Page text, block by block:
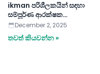
ikman පරිශීලකයින් සඳහා
සම්පූර්ණ ආරක්ෂක
මාර්ගෝපදේශය
December 2, 2025
තවත් කියවන්න »